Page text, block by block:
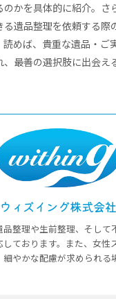
かを具体的に紹介。さ
遺品整理を依頼する際
めば、貴重な遺品・ご
最善の選択肢に出会え
ウィズイング株式会社
整理や生前整理、そして
ております。また、女性
やかな配慮が求められる